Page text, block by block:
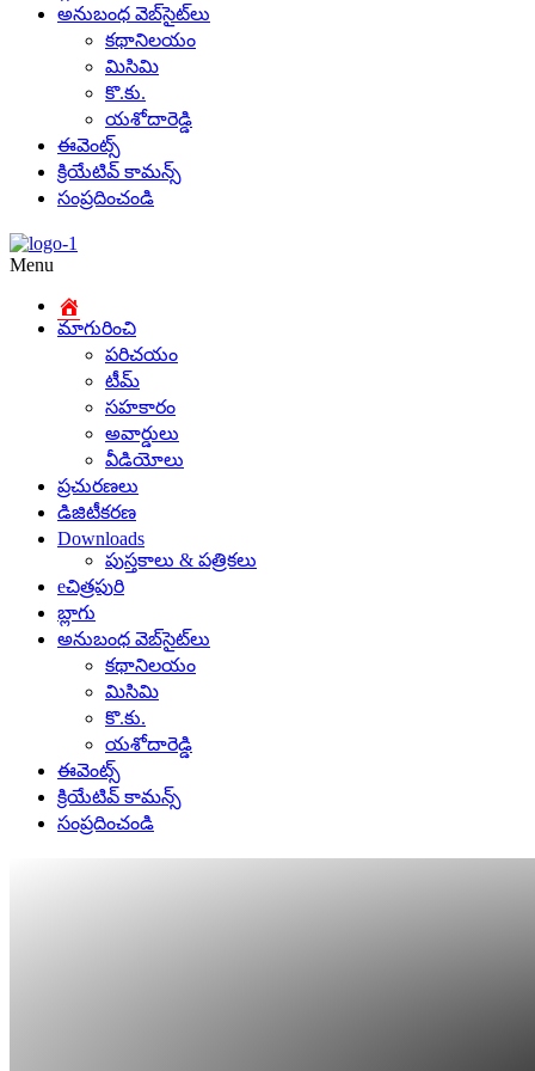
అనుబంధ వెబ్‌సైట్‌లు
కథానిలయం
మిసిమి
కొ.కు.
యశోదారెడ్డి
ఈవెంట్స్
క్రియేటివ్ కామన్స్
సంప్రదించండి
Menu
మాగురించి
పరిచయం
టీమ్
సహకారం
అవార్డులు
వీడియోలు
ప్రచురణలు
డిజిటీకరణ
Downloads
పుస్తకాలు & పత్రికలు
eచిత్రపురి
బ్లాగు
అనుబంధ వెబ్‌సైట్‌లు
కథానిలయం
మిసిమి
కొ.కు.
యశోదారెడ్డి
ఈవెంట్స్
క్రియేటివ్ కామన్స్
సంప్రదించండి